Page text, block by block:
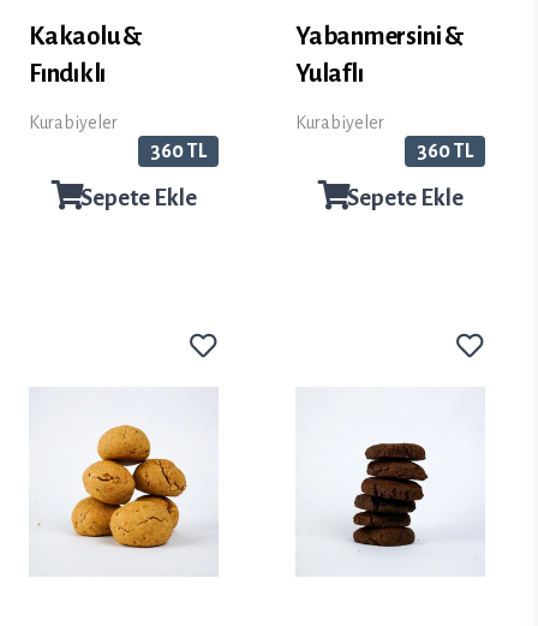
Kakaolu &
Fındıklı
Kurabiyeler
360 TL
Sepete Ekle
Yabanmersini &
Yulaflı
Kurabiyeler
360 TL
Sepete Ekle